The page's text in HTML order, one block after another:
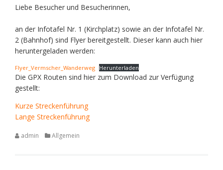
Liebe Besucher und Besucherinnen,
an der Infotafel Nr. 1 (Kirchplatz) sowie an der Infotafel Nr.
2 (Bahnhof) sind Flyer bereitgestellt. Dieser kann auch hier
heruntergeladen werden:
Flyer_Vermscher_Wanderweg Herunterladen
Die GPX Routen sind hier zum Download zur Verfügung
gestellt:
Kurze Streckenführung
Lange Streckenführung
admin Allgemein